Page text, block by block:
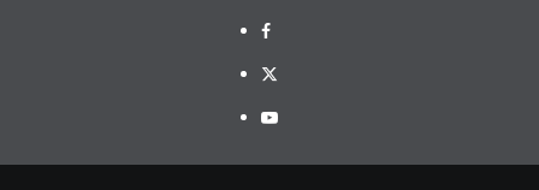
Facebook
Twitter
Youtube